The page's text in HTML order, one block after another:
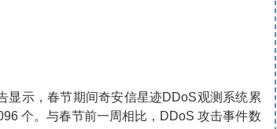
显示，春节期间奇安信星迹DDoS观测系统累
个。与春节前一周相比，DDoS 攻击事件数